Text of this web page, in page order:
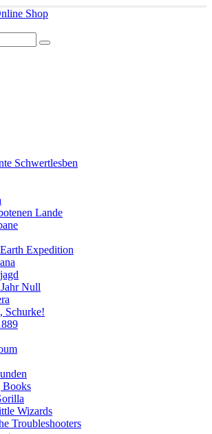
Schwertlesben
Lande
Expedition
Null
Schurke!
Books
Wizards
Troubleshooters